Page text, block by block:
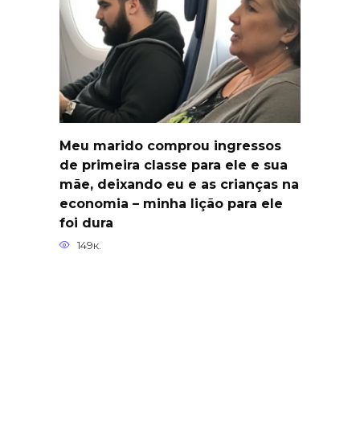
Meu marido comprou ingressos
de primeira classe para ele e sua
mãe, deixando eu e as crianças na
economia – minha lição para ele
foi dura
149к.